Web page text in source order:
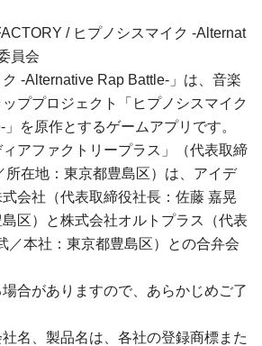
/ ヒプノシスマイク -Alternat
員会
-Alternative Rap Battle-」は、音楽
ププロジェクト「ヒプノシスマイク
を原作とするゲームアプリです。
アファクトリープラス」（代表取締
所在地：東京都豊島区）は、アイデ
会社（代表取締役社長：佐藤 嘉晃
区）と株式会社オルトプラス（代表
／本社：東京都豊島区）との合弁会
合がありますので、あらかじめご了
名、製品名は、各社の登録商標また